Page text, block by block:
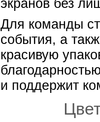
экранов без
Для команды
события, а
красивую
и поддержит